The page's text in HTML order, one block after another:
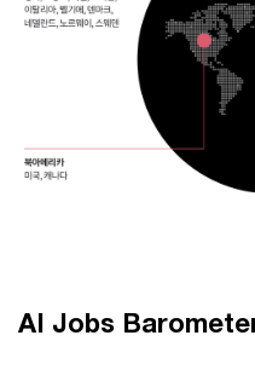
AI Jobs Barometer